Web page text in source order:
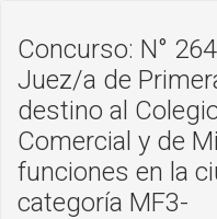
Concurso: N°
Juez/a de
destino al
Comercial y de
funciones en la
categoría MF3-